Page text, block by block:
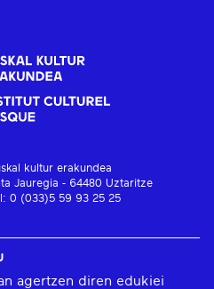
kultur erakundea
Jauregia - 64480 Uztaritze
0 (033)5 59 93 25 25
agertzen diren edukiei